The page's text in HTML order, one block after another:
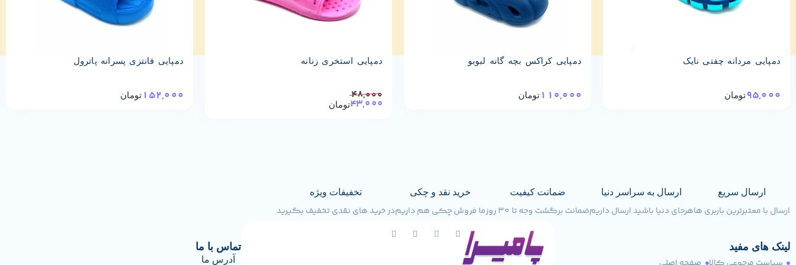
دمپایی مردانه چفتی نایک
95,000تومان
دمپایی کراکس بچه گانه لبوبو
110,000 تومان
دمپایی استخری زنانه
48,000
43,000تومان
دمپایی فانتزی پسرانه پاترول
152,000 تومان
ارسال سریع
ارسال با معتبرترین باربری ها
ارسال به سراسر دنیا
هرجای دنیا باشید ارسال داریم
ضمانت کیفیت
ضمانت برگشت وجه تا 30 روز
خرید نقد و چکی
ما فروش چکی هم داریم
تخفیفات ویژه
در خرید های نقدی تخفیف بگیرید
لینک های مفید تماس با ما
آدرس ما